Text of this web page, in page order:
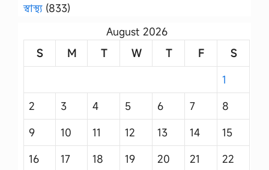
স্বাস্থ্য(833)
August 2026
S
M T W T F
S
1
2
3 4 5 6 7
8
9
10 11 12 13 14
15
16
17 18 19 20 21 22